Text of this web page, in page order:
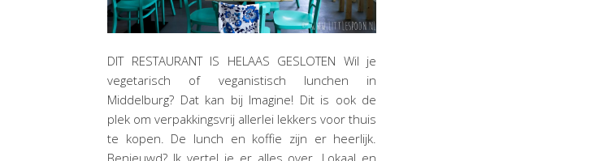
DIT RESTAURANT IS HELAAS GESLOTEN Wil je
vegetarisch of veganistisch lunchen in
Middelburg? Dat kan bij Imagine! Dit is ook de
plek om verpakkingsvrij allerlei lekkers voor thuis
te kopen. De lunch en koffie zijn er heerlijk.
Benieuwd? Ik vertel je er alles over. Lokaal en